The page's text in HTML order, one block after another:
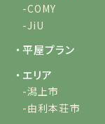
-COMY
-JiU
・平屋プラン
・エリア
-潟上市
-由利本荘市